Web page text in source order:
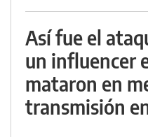
Así fue el
un influencer
mataron en
transmisión